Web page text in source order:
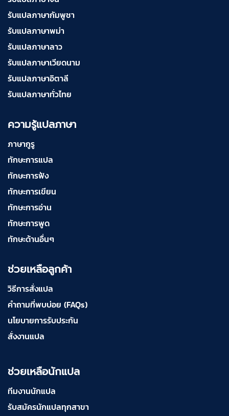
รับแปลภาษากัมพูชา
รับแปลภาษาพม่า
รับแปลภาษาลาว
รับแปลภาษาเวียดนาม
รับแปลภาษาอิตาลี
รับแปลภาษาทั่วไทย
ความรู้แปลภาษา
ภาษากูรู
ทักษะการแปล
ทักษะการฟัง
ทักษะการเขียน
ทักษะการอ่าน
ทักษะการพูด
ทักษะด้านอื่นๆ
ช่วยเหลือลูกค้า
วิธีการสั่งแปล
คำถามที่พบบ่อย (FAQs)
นโยบายการรับประกัน
สั่งงานแปล
ช่วยเหลือนักแปล
ทีมงานนักแปล
รับสมัครนักแปลทุกสาขา